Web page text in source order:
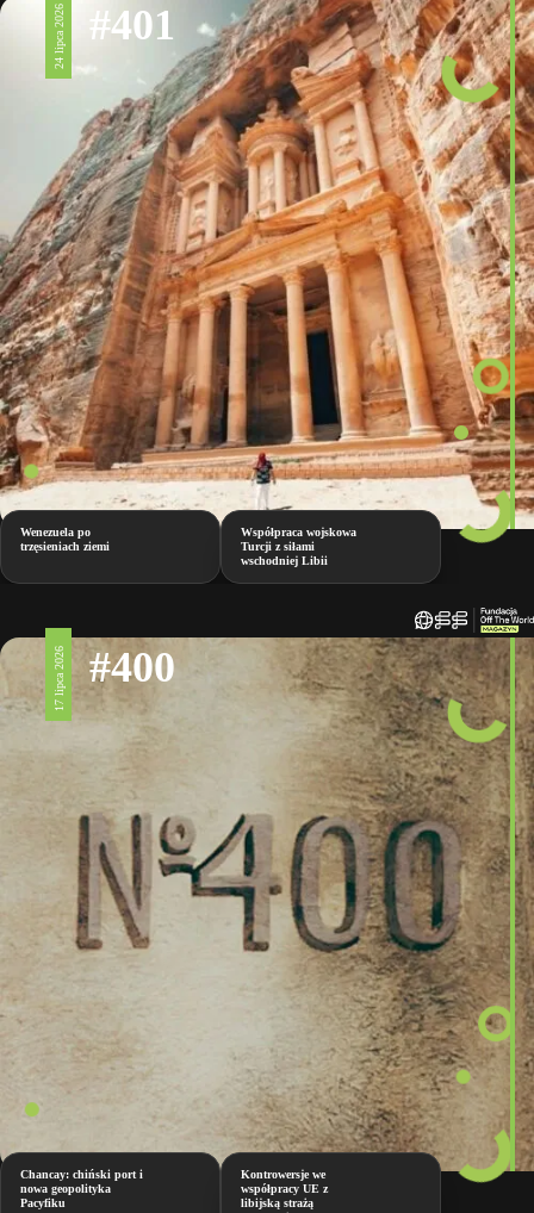
24 lipca 2026 #401
Wenezuela po
trzęsieniach ziemi
Współpraca wojskowa
Turcji z siłami
wschodniej Libii
17 lipca 2026 #400
Chancay: chiński port i
nowa geopolityka
Pacyfiku
Kontrowersje we
współpracy UE z
libijską strażą